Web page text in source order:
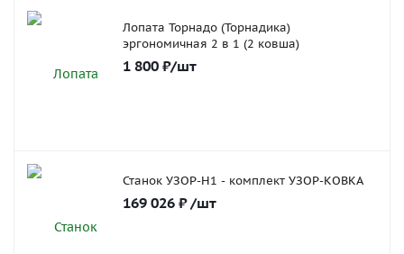
Лопата Торнадо (Торнадика)
эргономичная 2 в 1 (2 ковша)
1 800 ₽/шт
Станок УЗОР-Н1 - комплект УЗОР-КОВКА
169 026 ₽ /шт